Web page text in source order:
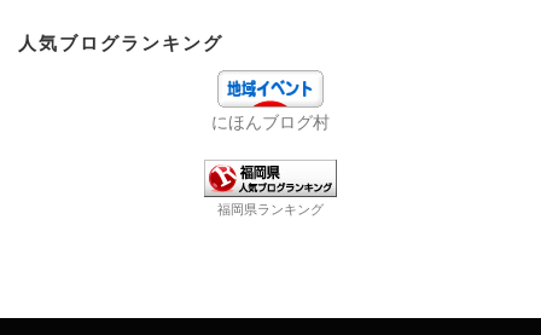
人気ブログランキング
にほんブログ村
福岡県ランキング